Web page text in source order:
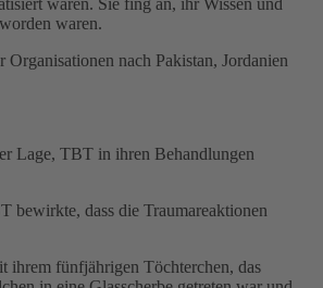
waren.
nach Pakistan, Jordanien
Lage, TBT in ihren Behandlungen
bewirkte, dass die Traumareaktionen
ihrem fünfjährigen Töchterchen, das